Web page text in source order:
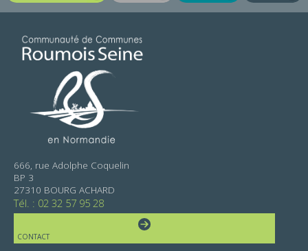
666, rue Adolphe Coquelin
BP 3
27310 BOURG ACHARD
Tél. : 02 32 57 95 28
CONTACT